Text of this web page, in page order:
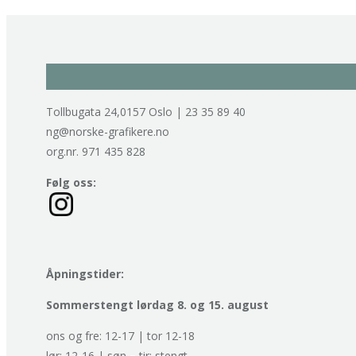
Tollbugata 24,0157 Oslo | 23 35 89 40
ng@norske-grafikere.no
org.nr. 971 435 828
Følg oss:
Åpningstider:
Sommerstengt lørdag 8. og 15. august
ons og fre: 12-17 | tor 12-18